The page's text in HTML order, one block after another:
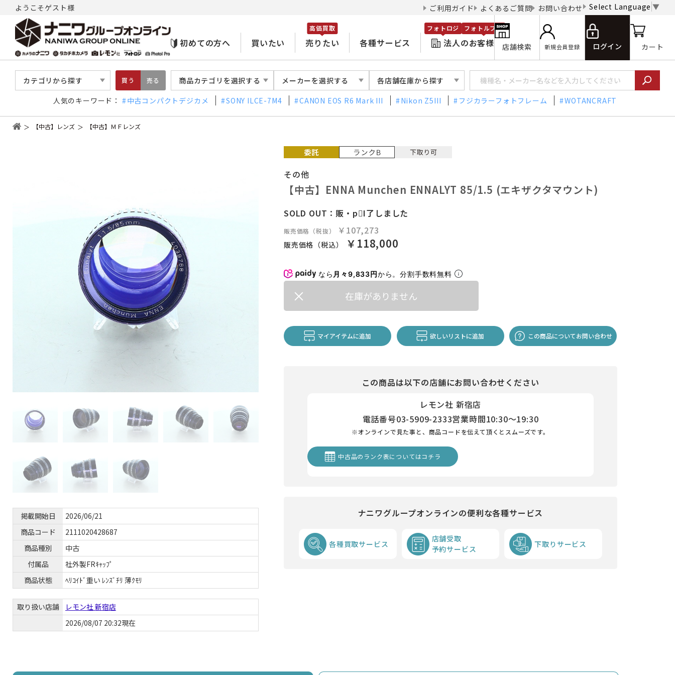
ようこそゲスト様 ご利用ガイド よくあるご質問 お問い合わせ Select Language ▼
初めての方へ 買いたい 売りたい
高価買取
各種サービス 法人のお客様
フォトロジ フォトルプロ
店舗検索 新規会員登録 ログイン カート
カテゴリから探す 買う 売る 商品カテゴリを選択する メーカーを選択する 各店舗在庫から探す
人気のキーワード： 中古コンパクトデジカメ SONY ILCE-7M4 CANON EOS R6 Mark III Nikon Z5III フジカラーフォトフレーム WOTANCRAFT
【中古】レンズ 【中古】ＭＦレンズ
掲載開始日
2026/06/21
商品コード
2111020428687
商品種別
中古
付属品
社外製FRｷｬｯﾌﾟ
商品状態
ﾍﾘｺｲﾄﾞ重い ﾚﾝｽﾞﾁﾘ 薄ｸﾓﾘ
取り扱い店舗
レモン社 新宿店
2026/08/07 20:32現在
その他
【中古】ENNA Munchen ENNALYT 85/1.5 (エキザクタマウント)
SOLD OUT：販・рI了しました
販売価格（税抜） ￥107,273
販売価格（税込） ￥118,000
なら 月々9,833円から。分割手数料無料
在庫がありません
マイアイテムに追加 欲しいリストに追加 この商品についてお問い合わせ
この商品は以下の店舗にお問い合わせください
レモン社 新宿店
電話番号03-5909-2333営業時間10:30～19:30
※オンラインで見た事と、商品コードを伝えて頂くとスムーズです。
中古品のランク表についてはコチラ
ナニワグループオンラインの便利な各種サービス
各種買取サービス
店舗受取
予約サービス
下取りサービス